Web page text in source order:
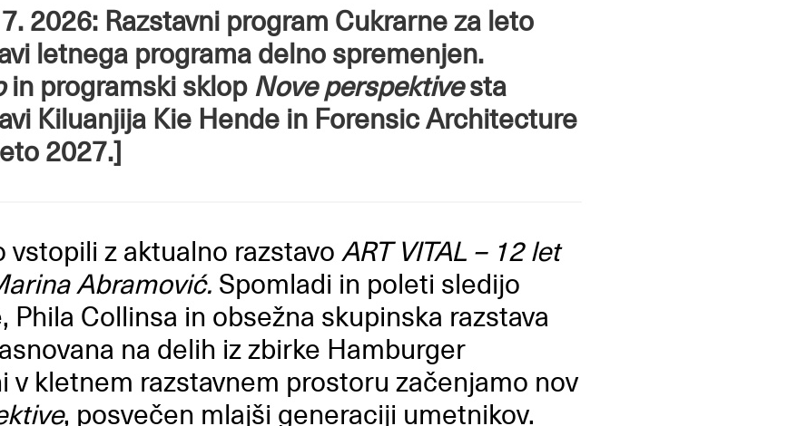
2026: Razstavni program Cukrarne za leto
letnega programa delno spremenjen.
in programski sklop Nove perspektivesta
Kiluanjija Kie Hende in Forensic Architecture
2027.]
vstopili z aktualno razstavoART VITAL – 12 let
Abramović. Spomladi in poleti sledijo
Phila Collinsa in obsežna skupinska razstava
na delih iz zbirke Hamburger
v kletnem razstavnem prostoru začenjamo nov
, posvečen mlajši generaciji umetnikov.